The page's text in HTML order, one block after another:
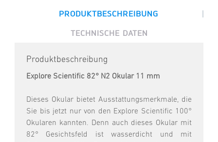
PRODUKTBESCHREIBUNG |
TECHNISCHE DATEN
Produktbeschreibung
Explore Scientific 82° N2 Okular 11 mm
Dieses Okular bietet Ausstattungsmerkmale, die
Sie bis jetzt nur von den Explore Scientific 100°
Okularen kannten. Denn auch dieses Okular mit
82° Gesichtsfeld ist wasserdicht und mit